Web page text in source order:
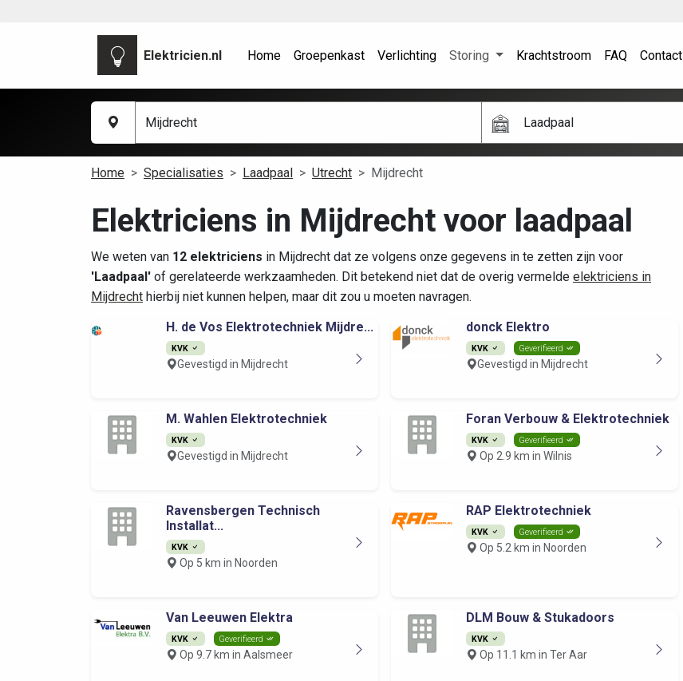
Elektricien.nl Home Groepenkast Verlichting Storing Krachtstroom FAQ Contact
Laadpaal
Home Specialisaties Laadpaal Utrecht Mijdrecht
Elektriciens in Mijdrecht voor laadpaal
We weten van 12 elektriciens in Mijdrecht dat ze volgens onze gegevens in te zetten zijn voor
'Laadpaal' of gerelateerde werkzaamheden. Dit betekend niet dat de overig vermelde elektriciens in
Mijdrecht hierbij niet kunnen helpen, maar dit zou u moeten navragen.
H. de Vos Elektrotechniek Mijdre...
KVK
Gevestigd in Mijdrecht
donck Elektro
KVK Geverifieerd
Gevestigd in Mijdrecht
M. Wahlen Elektrotechniek
KVK
Gevestigd in Mijdrecht
Foran Verbouw & Elektrotechniek
KVK Geverifieerd
Op 2.9 km in Wilnis
Ravensbergen Technisch
Installat...
KVK
Op 5 km in Noorden
RAP Elektrotechniek
KVK Geverifieerd
Op 5.2 km in Noorden
Van Leeuwen Elektra
KVK Geverifieerd
Op 9.7 km in Aalsmeer
DLM Bouw & Stukadoors
KVK
Op 11.1 km in Ter Aar